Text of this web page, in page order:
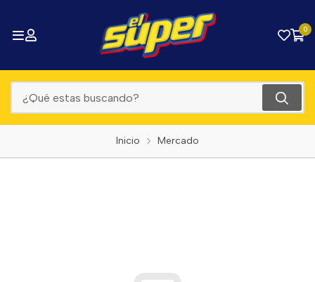
0
Inicio Mercado